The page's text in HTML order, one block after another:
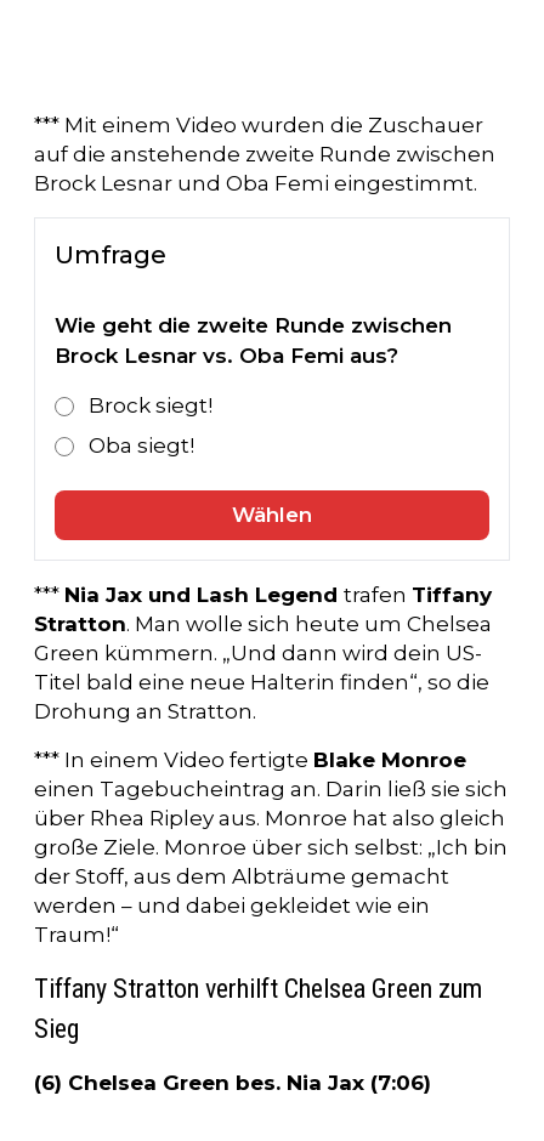
*** Mit einem Video wurden die Zuschauer
auf die anstehende zweite Runde zwischen
Brock Lesnar und Oba Femi eingestimmt.
Umfrage
Wie geht die zweite Runde zwischen
Brock Lesnar vs. Oba Femi aus?
Brock siegt!
Oba siegt!
Wählen
*** Nia Jax und Lash Legend trafen Tiffany
Stratton. Man wolle sich heute um Chelsea
Green kümmern. „Und dann wird dein US-
Titel bald eine neue Halterin finden“, so die
Drohung an Stratton.
*** In einem Video fertigte Blake Monroe
einen Tagebucheintrag an. Darin ließ sie sich
über Rhea Ripley aus. Monroe hat also gleich
große Ziele. Monroe über sich selbst: „Ich bin
der Stoff, aus dem Albträume gemacht
werden – und dabei gekleidet wie ein
Traum!“
Tiffany Stratton verhilft Chelsea Green zum
Sieg
(6) Chelsea Green bes. Nia Jax (7:06)